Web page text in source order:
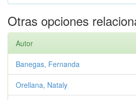
Otras opciones
Autor
Banegas, Fernanda
Orellana, Nataly